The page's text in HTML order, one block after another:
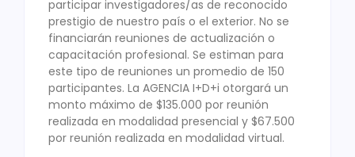
participar investigadores/as de reconocido
prestigio de nuestro país o el exterior. No se
financiarán reuniones de actualización o
capacitación profesional. Se estiman para
este tipo de reuniones un promedio de 150
participantes. La AGENCIA I+D+i otorgará un
monto máximo de $135.000 por reunión
realizada en modalidad presencial y $67.500
por reunión realizada en modalidad virtual.